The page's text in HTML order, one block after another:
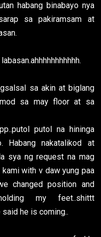
habang binabayo nya
sa pakiramsam at
sa akin at biglang
sa may floor at sa
putol na hininga
Habang nakatalikod at
sya ng request na mag
kami with v daw yung paa
changed position and
my feet..shittt
he is coming..